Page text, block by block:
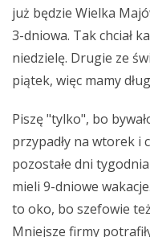
już będzie Wielka
3-dniowa. Tak chciał
niedzielę. Drugie ze
piątek, więc mamy
Piszę "tylko", bo
przypadły na wtorek i
pozostałe dni
mieli 9-dniowe
to oko, bo szefowie
Mniejsze firmy